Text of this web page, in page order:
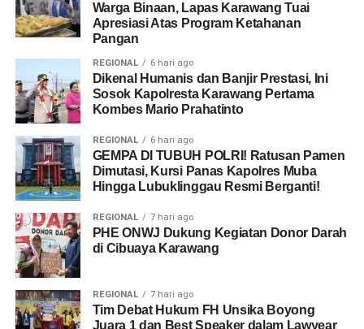
Warga Binaan, Lapas Karawang Tuai
Apresiasi Atas Program Ketahanan
Pangan
REGIONAL 6 hari ago
Dikenal Humanis dan Banjir Prestasi, Ini
Sosok Kapolresta Karawang Pertama
Kombes Mario Prahatinto
REGIONAL 6 hari ago
GEMPA DI TUBUH POLRI! Ratusan Pamen
Dimutasi, Kursi Panas Kapolres Muba
Hingga Lubuklinggau Resmi Berganti!
REGIONAL 7 hari ago
PHE ONWJ Dukung Kegiatan Donor Darah
di Cibuaya Karawang
REGIONAL 7 hari ago
​Tim Debat Hukum FH Unsika Boyong
Juara 1 dan Best Speaker dalam Lawyear